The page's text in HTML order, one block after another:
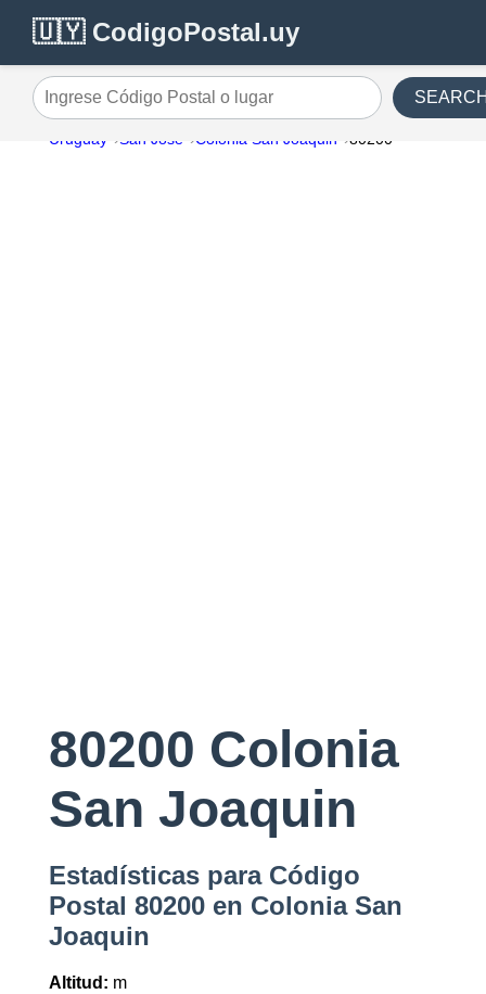
🇺🇾 CodigoPostal.uy
Ingrese Código Postal o lugar
Uruguay San Jose Colonia San Joaquin 80200
80200 Colonia
San Joaquin
Estadísticas para Código
Postal 80200 en Colonia San
Joaquin
Altitud: m